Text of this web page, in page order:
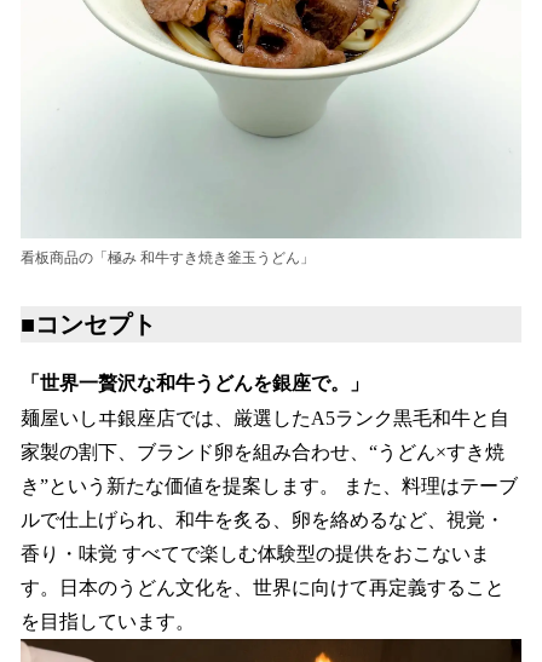
看板商品の「極み 和牛すき焼き釜玉うどん」
■コンセプト
「世界一贅沢な和牛うどんを銀座で。」
麺屋いしヰ銀座店では、厳選したA5ランク黒毛和牛と自
家製の割下、ブランド卵を組み合わせ、“うどん×すき焼
き”という新たな価値を提案します。 また、料理はテーブ
ルで仕上げられ、和牛を炙る、卵を絡めるなど、視覚・
香り・味覚 すべてで楽しむ体験型の提供をおこないま
す。日本のうどん文化を、世界に向けて再定義すること
を目指しています。